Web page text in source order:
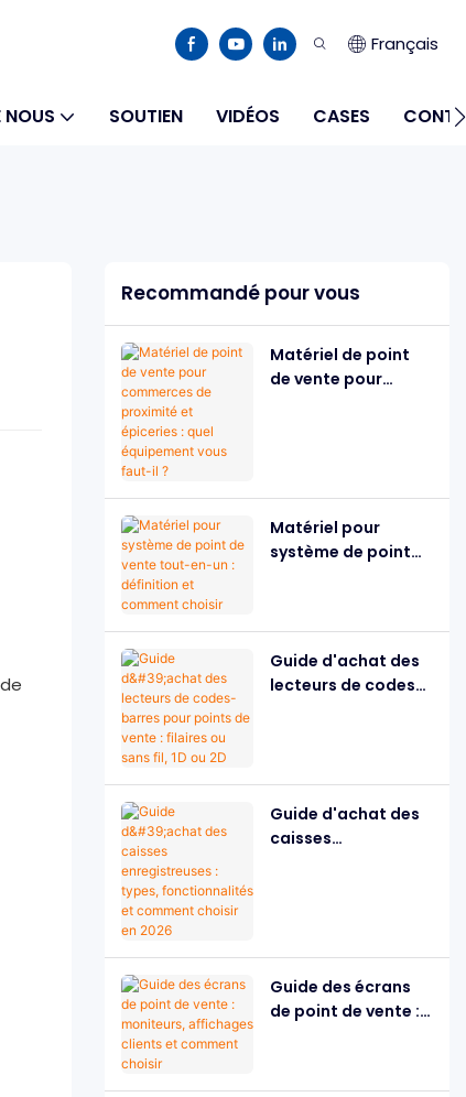
Français
NOUS SOUTIEN VIDÉOS CASES
Recommandé pour vous
Matériel de point
de vente pour
faut-il ?
Matériel pour
système de point
Guide d'achat des
lecteurs de codes-
Guide d'achat des
caisses
2026
Guide des écrans
de point de vente :